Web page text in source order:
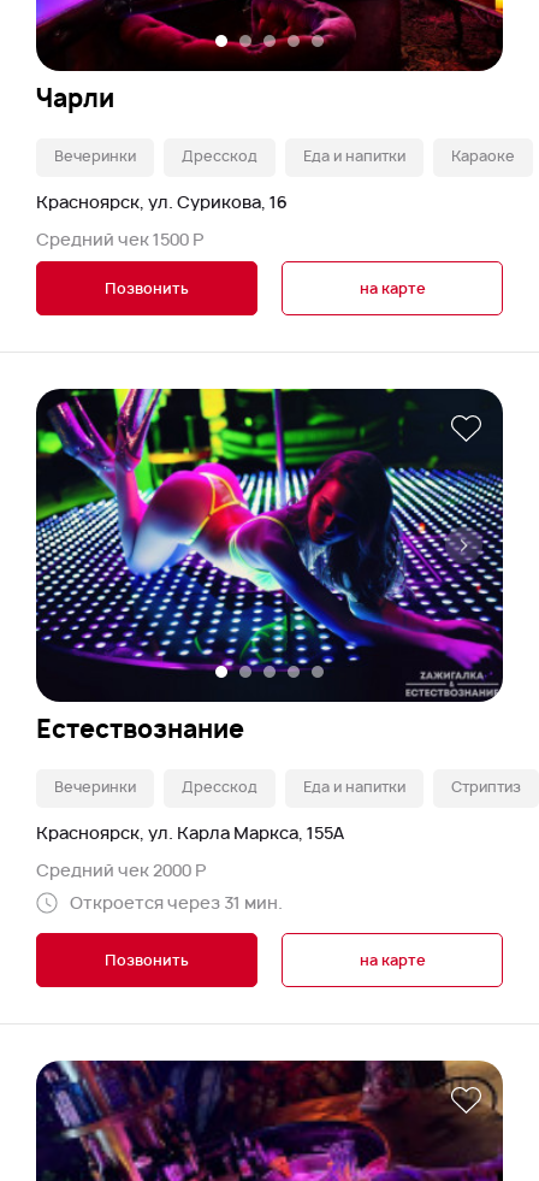
Чарли
Вечеринки Дресскод Еда и напитки Караоке
Красноярск, ул. Сурикова, 16
Средний чек 1500 Р
Позвонить на карте
Естествознание
Вечеринки Дресскод Еда и напитки Стриптиз
Красноярск, ул. Карла Маркса, 155А
Средний чек 2000 Р
Откроется через 31 мин.
Позвонить на карте